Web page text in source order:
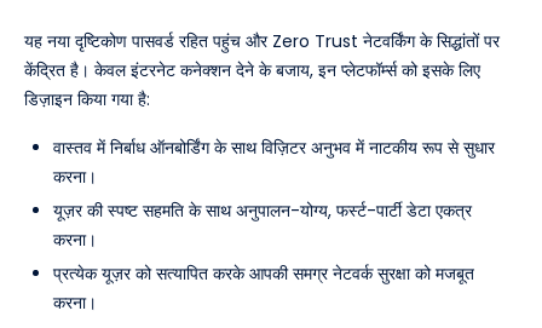
यह नया दृष्टिकोण पासवर्ड रहित पहुंच और Zero Trust नेटवर्किंग के सिद्धांतों पर
केंद्रित है। केवल इंटरनेट कनेक्शन देने के बजाय, इन प्लेटफॉर्म्स को इसके लिए
डिज़ाइन किया गया है:
वास्तव में निर्बाध ऑनबोर्डिंग के साथ विज़िटर अनुभव में नाटकीय रूप से सुधार
करना।
यूज़र की स्पष्ट सहमति के साथ अनुपालन-योग्य, फर्स्ट-पार्टी डेटा एकत्र
करना।
प्रत्येक यूज़र को सत्यापित करके आपकी समग्र नेटवर्क सुरक्षा को मजबूत
करना।